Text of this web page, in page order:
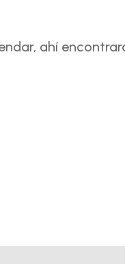
ahí